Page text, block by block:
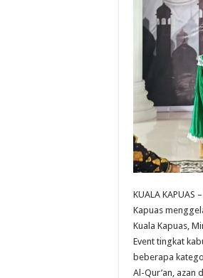
KUALA
Kapuas
Kuala Kapuas,
Event tingkat
beberapa
Al-Qur’an, azan